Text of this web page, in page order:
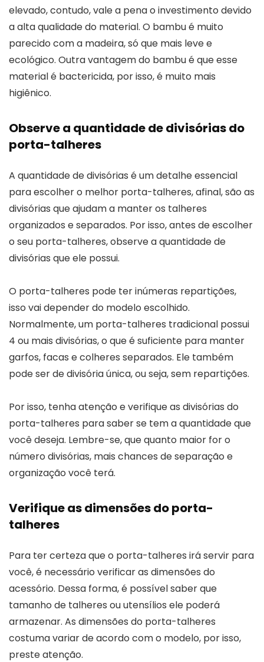
elevado, contudo, vale a pena o investimento devido
a alta qualidade do material. O bambu é muito
parecido com a madeira, só que mais leve e
ecológico. Outra vantagem do bambu é que esse
material é bactericida, por isso, é muito mais
higiênico.
Observe a quantidade de divisórias do
porta-talheres
A quantidade de divisórias é um detalhe essencial
para escolher o melhor porta-talheres, afinal, são as
divisórias que ajudam a manter os talheres
organizados e separados. Por isso, antes de escolher
o seu porta-talheres, observe a quantidade de
divisórias que ele possui.
O porta-talheres pode ter inúmeras repartições,
isso vai depender do modelo escolhido.
Normalmente, um porta-talheres tradicional possui
4 ou mais divisórias, o que é suficiente para manter
garfos, facas e colheres separados. Ele também
pode ser de divisória única, ou seja, sem repartições.
Por isso, tenha atenção e verifique as divisórias do
porta-talheres para saber se tem a quantidade que
você deseja. Lembre-se, que quanto maior for o
número divisórias, mais chances de separação e
organização você terá.
Verifique as dimensões do porta-
talheres
Para ter certeza que o porta-talheres irá servir para
você, é necessário verificar as dimensões do
acessório. Dessa forma, é possível saber que
tamanho de talheres ou utensílios ele poderá
armazenar. As dimensões do porta-talheres
costuma variar de acordo com o modelo, por isso,
preste atenção.